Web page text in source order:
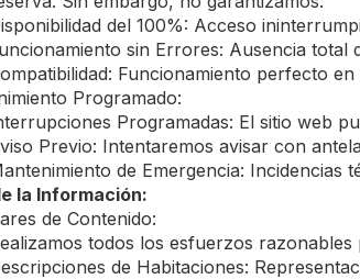
del 100%: Acceso
sin Errores: Ausencia total
Funcionamiento perfecto
Programado:
Programadas: El sitio web
Previo: Intentaremos avisar con
de Emergencia: Incidencias
la Información:
de Contenido:
todos los esfuerzos
de Habitaciones: